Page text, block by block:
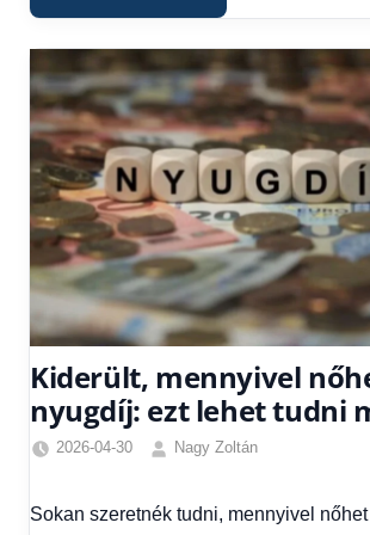
Kiderült, mennyivel
nyugdíj: ezt lehet tudni
2026-04-30
Nagy Zoltán
Gazdaság,
Sokan szeretnék tudni, mennyivel